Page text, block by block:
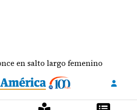
largo femenino